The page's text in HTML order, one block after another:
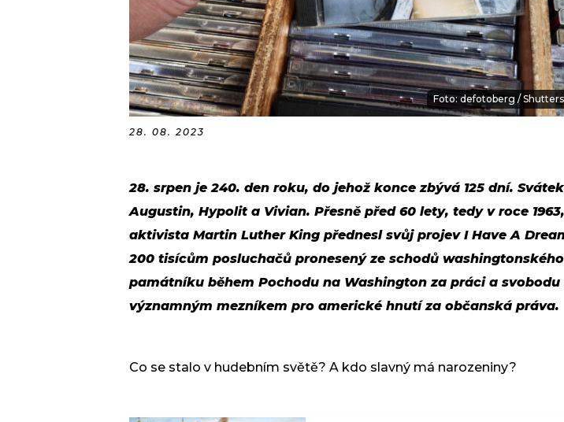
Foto: defotoberg /
28. 08. 2023
28. srpen je 240. den roku, do jehož konce zbývá 125 dní.
Augustin, Hypolit a Vivian. Přesně před 60 lety, tedy v roce
aktivista Martin Luther King přednesl svůj projev I Have A
200 tisícům posluchačů pronesený ze schodů
památníku během Pochodu na Washington za práci a svobodu
významným mezníkem pro americké hnutí za občanská práva.
Co se stalo v hudebním světě? A kdo slavný má narozeniny?